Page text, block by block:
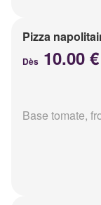
Pizza
Dès 10.00 €
Base tomate,